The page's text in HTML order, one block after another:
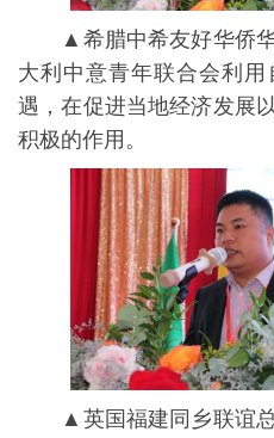
▲希腊中希友好华侨华
大利中意青年联合会利
遇，在促进当地经济发展
积极的作用。
▲英国福建同乡联谊总